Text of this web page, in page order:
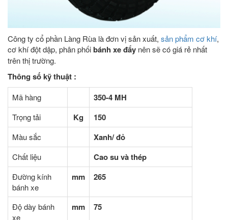
Công ty cổ phần Làng Rùa là đơn vị sản xuất, sản phẩm cơ khí,
cơ khí đột dập, phân phốibánh xe đẩy nên sẽ có giá rẻ nhất
trên thị trường.
Thông số kỹ thuật :
Mã hàng 350-4 MH
Trọng tải Kg 150
Màu sắc Xanh/ đỏ
Chất liệu Cao su và thép
Đường kính
bánh xe
mm 265
Độ dày bánh
xe
mm 75